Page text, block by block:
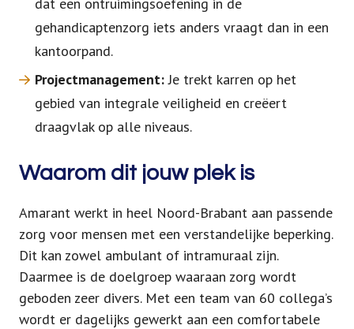
dat een ontruimingsoefening in de
gehandicaptenzorg iets anders vraagt dan in een
kantoorpand.
Projectmanagement:Je trekt karren op het
gebied van integrale veiligheid en creëert
draagvlak op alle niveaus.
Waarom dit jouw plek is
Amarant werkt in heel Noord-Brabant aan passende
zorg voor mensen met een verstandelijke beperking.
Dit kan zowel ambulant of intramuraal zijn.
Daarmee is de doelgroep waaraan zorg wordt
geboden zeer divers. Met een team van 60 collega’s
wordt er dagelijks gewerkt aan een comfortabele